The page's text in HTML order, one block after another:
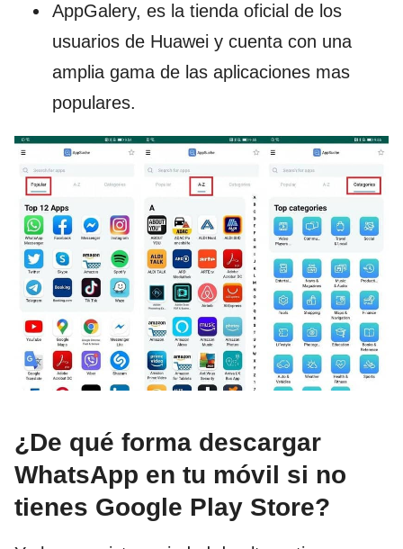
AppGalery, es la tienda oficial de los
usuarios de Huawei y cuenta con una
amplia gama de las aplicaciones mas
populares.
¿De qué forma descargar
WhatsApp en tu móvil si no
tienes Google Play Store?